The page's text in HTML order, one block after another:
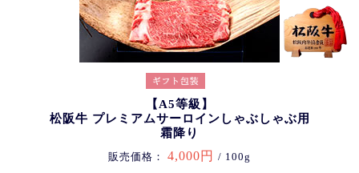
【A5等級】
松阪牛 プレミアムサーロインしゃぶしゃぶ用
霜降り
販売価格： 4,000円 / 100g